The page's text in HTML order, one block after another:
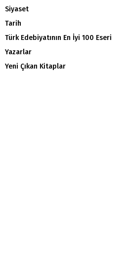
Siyaset
Tarih
Türk Edebiyatının En İyi 100 Eseri
Yazarlar
Yeni Çıkan Kitaplar